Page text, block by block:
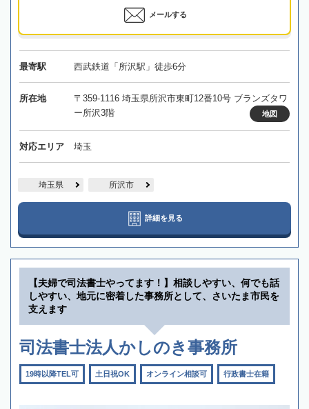
メールする
最寄駅 西武鉄道「所沢駅」徒歩6分
所在地
〒359-1116 埼玉県所沢市東町12番10号 ブランズタワ
ー所沢3階
地図
対応エリア 埼玉
埼玉県 所沢市
詳細を見る
【夫婦で司法書士やってます！】相談しやすい、何でも話
しやすい、地元に密着した事務所として、さいたま市民を
支えます
司法書士法人かしのき事務所
19時以降TEL可 土日祝OK オンライン相談可 行政書士在籍